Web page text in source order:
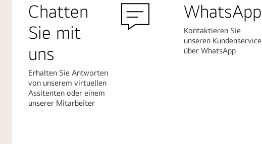
Chatten
Sie mit
uns
Erhalten Sie Antworten
von unserem virtuellen
Assitenten oder einem
unserer Mitarbeiter
WhatsApp
Kontaktieren Sie
unseren Kundenservice
über WhatsApp